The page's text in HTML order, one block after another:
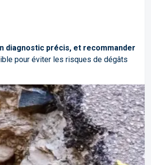
diagnostic précis, et recommander
pour éviter les risques de dégâts